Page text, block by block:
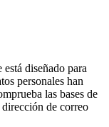
diseñado para
personales han
las bases de
de correo